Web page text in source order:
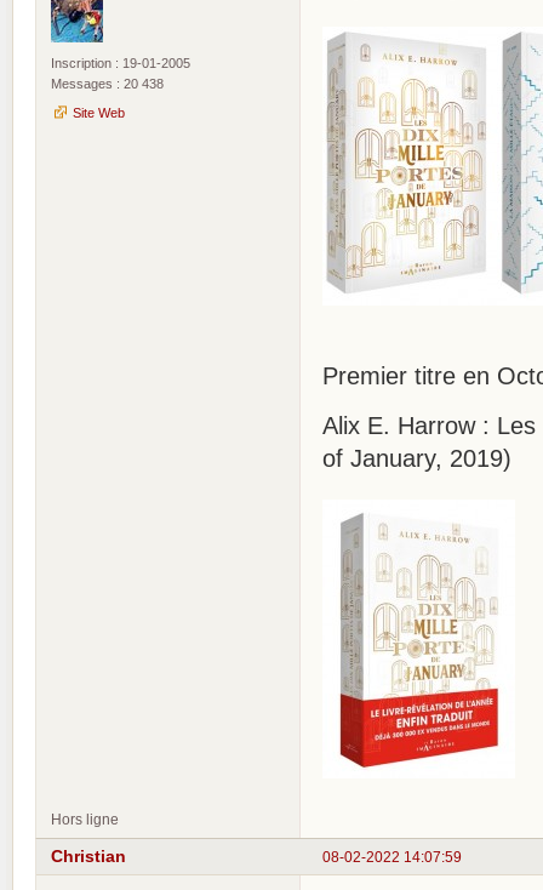
Inscription : 19-01-2005
Messages : 20 438
Site Web
Premier titre en
Alix E. Harrow :
of January, 2019)
Hors ligne
08-02-2022 14:07:59
Christian